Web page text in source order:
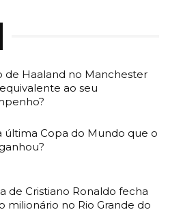
de Haaland no Manchester
ao seu
última Copa do Mundo que o
de Cristiano Ronaldo fecha
milionário no Rio Grande do